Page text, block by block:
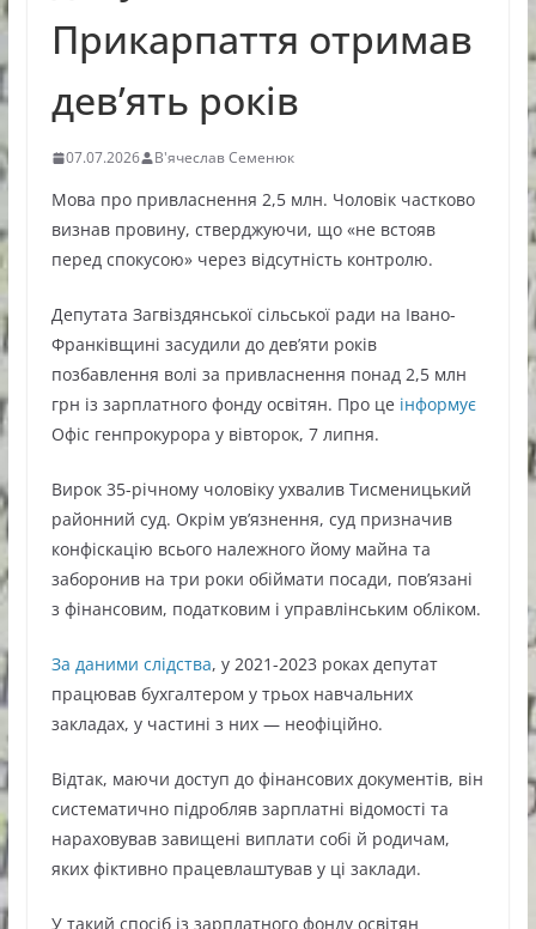
Прикарпаття отримав
дев’ять років
07.07.2026 В'ячеслав Семенюк
Мова про привласнення 2,5 млн. Чоловік частково
визнав провину, стверджуючи, що «не встояв
перед спокусою» через відсутність контролю.
Депутата Загвіздянської сільської ради на Івано-
Франківщині засудили до дев’яти років
позбавлення волі за привласнення понад 2,5 млн
грн із зарплатного фонду освітян. Про це інформує
Офіс генпрокурора у вівторок, 7 липня.
Вирок 35-річному чоловіку ухвалив Тисменицький
районний суд. Окрім ув’язнення, суд призначив
конфіскацію всього належного йому майна та
заборонив на три роки обіймати посади, пов’язані
з фінансовим, податковим і управлінським обліком.
За даними слідства, у 2021-2023 роках депутат
працював бухгалтером у трьох навчальних
закладах, у частині з них — неофіційно.
Відтак, маючи доступ до фінансових документів, він
систематично підробляв зарплатні відомості та
нараховував завищені виплати собі й родичам,
яких фіктивно працевлаштував у ці заклади.
У такий спосіб із зарплатного фонду освітян